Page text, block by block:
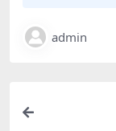
admin